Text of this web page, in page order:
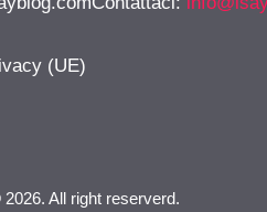
(UE)
All right reserverd.